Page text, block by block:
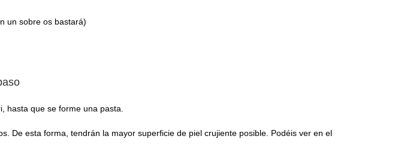
un sobre os bastará)
hasta que se forme una pasta.
De esta forma, tendrán la mayor superficie de piel crujiente posible. Podéis ver en el